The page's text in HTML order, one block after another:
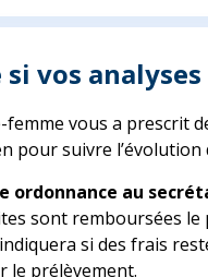
vos
vous a prescrit
pour suivre l’évolution
ordonnance au
sont remboursées
si des frais
le prélèvement.